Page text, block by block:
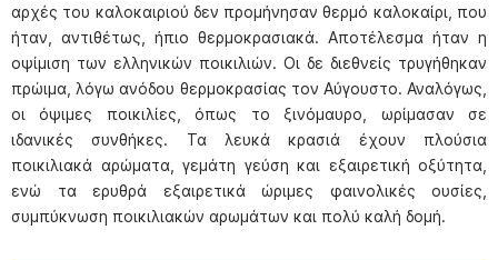
αρχές του καλοκαιριού δεν προμήνησαν θερμό καλοκαίρι, που
ήταν, αντιθέτως, ήπιο θερμοκρασιακά. Αποτέλεσμα ήταν η
οψίμιση των ελληνικών ποικιλιών. Οι δε διεθνείς τρυγήθηκαν
πρώιμα, λόγω ανόδου θερμοκρασίας τον Αύγουστο. Αναλόγως,
οι όψιμες ποικιλίες, όπως το ξινόμαυρο, ωρίμασαν σε
ιδανικές συνθήκες. Τα λευκά κρασιά έχουν πλούσια
ποικιλιακά αρώματα, γεμάτη γεύση και εξαιρετική οξύτητα,
ενώ τα ερυθρά εξαιρετικά ώριμες φαινολικές ουσίες,
συμπύκνωση ποικιλιακών αρωμάτων και πολύ καλή δομή.